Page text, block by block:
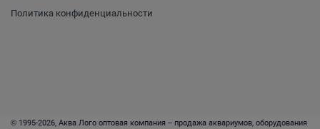
Политика конфиденциальности
© 1995-2026, Аква Лого оптовая компания – продажа аквариумов, оборудования